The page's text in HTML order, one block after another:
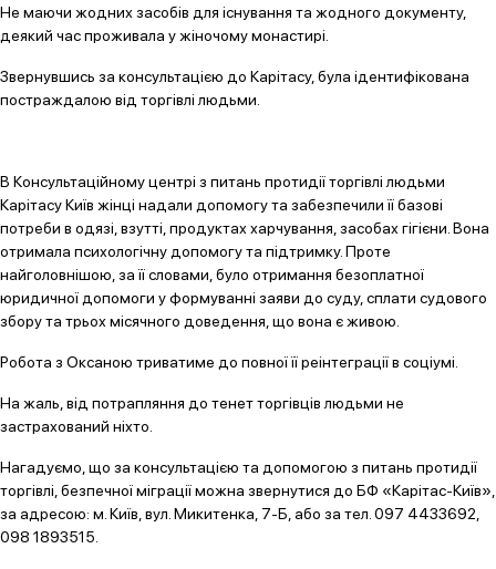
Не маючи жодних засобів для існування та жодного документу,
деякий час проживала у жіночому монастирі.
Звернувшись за консультацією до Карітасу, була ідентифікована
постраждалою від торгівлі людьми.
В Консультаційному центрі з питань протидії торгівлі людьми
Карітасу Київ жінці надали допомогу та забезпечили її базові
потреби в одязі, взутті, продуктах харчування, засобах гігієни. Вона
отримала психологічну допомогу та підтримку. Проте
найголовнішою, за її словами, було отримання безоплатної
юридичної допомоги у формуванні заяви до суду, сплати судового
збору та трьох місячного доведення, що вона є живою.
Робота з Оксаною триватиме до повної її реінтеграції в соціумі.
На жаль, від потрапляння до тенет торгівців людьми не
застрахований ніхто.
Нагадуємо, що за консультацією та допомогою з питань протидії
торгівлі, безпечної міграції можна звернутися до БФ «Карітас-Київ»,
за адресою: м. Київ, вул. Микитенка, 7-Б, або за тел. 097 4433692,
098 1893515.